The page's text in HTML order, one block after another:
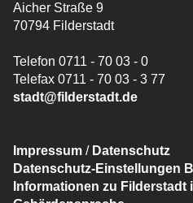
Aicher Straße 9
70794 Filderstadt
Telefon 0711 - 70 03 - 0
Telefax 0711 - 70 03 - 3 77
stadt@filderstadt.de
Impressum / Datenschutz
Datenschutz-Einstellungen
Informationen zu Filderstadt